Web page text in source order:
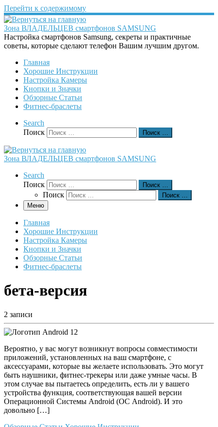
Перейти к содержимому
Зона ВЛАДЕЛЬЦЕВ смартфонов SAMSUNG
Настройка смартфонов Samsung, секреты и практичные
советы, которые сделают телефон Вашим лучшим другом.
Главная
Хорошие Инструкции
Настройка Камеры
Кнопки и Значки
Обзорные Статьи
Фитнес-браслеты
Search
Поиск
Поиск …
Зона ВЛАДЕЛЬЦЕВ смартфонов SAMSUNG
Search
Поиск
Поиск …
Поиск
Поиск …
Меню
Главная
Хорошие Инструкции
Настройка Камеры
Кнопки и Значки
Обзорные Статьи
Фитнес-браслеты
бета-версия
2 записи
Вероятно, у вас могут возникнут вопросы совместимости
приложений, установленных на ваш смартфоне, с
аксессуарами, которые вы желаете использовать. Это могут
быть наушники, фитнес-трекеры или даже умные часы. В
этом случае вы пытаетесь определить, есть ли у вашего
устройства функция, соответствующая вашей версии
Операционной Системы Android (ОС Android). И это
довольно […]